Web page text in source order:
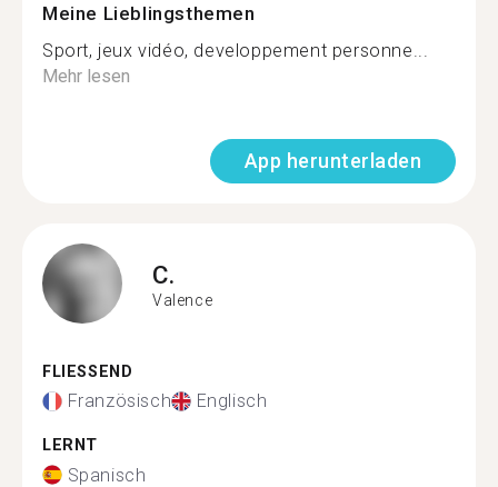
Meine Lieblingsthemen
Sport, jeux vidéo, developpement personne...
Mehr lesen
App herunterladen
C.
Valence
FLIESSEND
Französisch Englisch
LERNT
Spanisch